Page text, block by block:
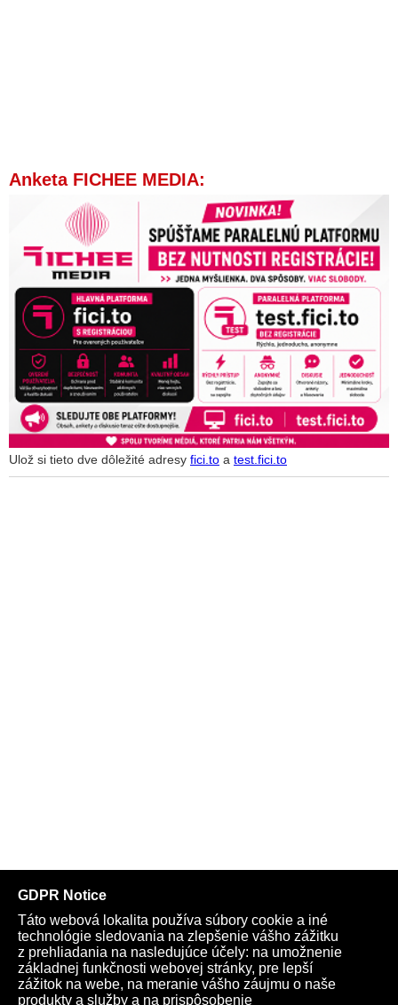
Anketa FICHEE MEDIA:
Ulož si tieto dve dôležité adresy fici.to a test.fici.to
Telegram Youtube Facebook
Archív